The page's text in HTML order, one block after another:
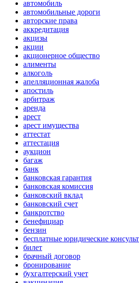
автомобиль
автомобильные дороги
авторские права
аккредитация
акцизы
акции
акционерное общество
алименты
алкоголь
апелляционная жалоба
апостиль
арбитраж
аренда
арест
арест имущества
аттестат
аттестация
аукцион
багаж
банк
банковская гарантия
банковская комиссия
банковский вклад
банковский счет
банкротство
бенефициар
бензин
бесплатные юридические
билет
брачный договор
бронирование
бухгалтерский учет